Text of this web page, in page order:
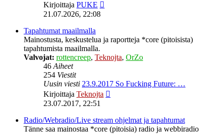
Kirjoittaja PUKE
21.07.2026, 22:08
Tapahtumat maailmalla
Mainostusta, keskustelua ja raportteja *core (pitoisista)
tapahtumista maailmalla.
Valvojat: rottencreep, Teknojta, OrZo
46Aiheet
254 Viestit
Uusin viesti 23.9.2017 So Fucking Future: …
Kirjoittaja Teknojta
23.07.2017, 22:51
Radio/Webradio/Live stream ohjelmat ja tapahtumat
Tänne saa mainostaa *core (pitoisia) radio ja webbiradio